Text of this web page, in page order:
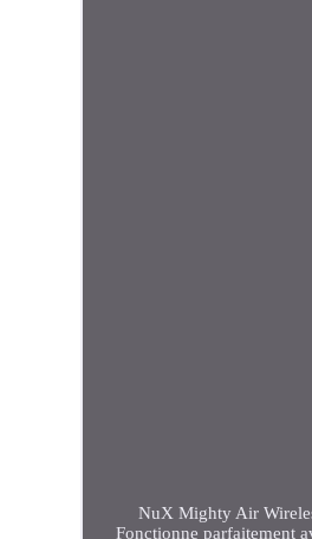
NuX Mighty Air
Fonctionne parfaitement